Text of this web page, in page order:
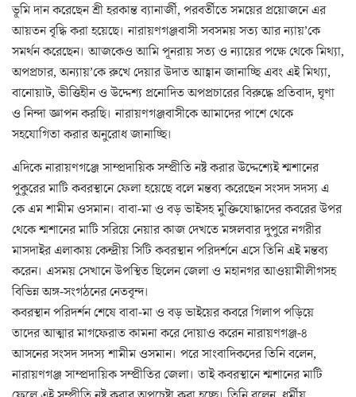
ভূমি দান করেছেন শ্রী হরকান্ত ব্যানার্জী, পরবর্তীতে সময়ের প্রয়ােজনে এর
আয়তন বৃদ্ধি করা হয়েছে। নারায়ণগঞ্জবাসী সবসময় সত্য আর ন্যায়’কে
সমর্থন করেছেন। আজকেও আমি পূনরায় সত্য ও ন্যায়ের পক্ষে থেকে মিথ্যা,
অপপ্রচার, অন্যায়’কে রুখে দেয়ার উদাত আহ্বান জানাচ্ছি এবং এই মিথ্যা,
বানােয়াট, ভীত্তিহীন ও উদ্দেশ্য প্রনােদিত অপপ্রচারের বিরুদ্ধে প্রতিবাদ, ঘৃণা
ও নিন্দা জ্ঞাপন করছি। নারায়ণগঞ্জবাসীকে আমাদের পাশে থেকে
সহযােগিতা করার অনুরােধ জানাচ্ছি।
এদিকে নারায়ণগঞ্জে সাম্প্রদায়িক সম্প্রীতি নষ্ট করার উদ্দেশ্যেই শ্মশানের
পুকুরের মাটি কবরস্থানে ফেলা হয়েছে বলে মন্তব্য করেছেন সংসদ সদস্য এ
কে এম শামীম ওসমান। বাবা-মা ও বড় ভাইসহ মুক্তিযোদ্ধাদের কবরের উপর
থেকে শ্মশানের মাটি সরিয়ে নেয়ার কাজ দেখতে মঙ্গলবার দুপুরে নগরীর
মাসদাইর এলাকায় কেন্দ্রীয় সিটি কবরস্থান পরিদর্শনে এসে তিনি এই মন্তব্য
করেন। এসময় সেখানে উপস্থিত ছিলেন জেলা ও মহানগর আওয়ামীলীগসহ
বিভিন্ন অঙ্গ-সংগঠনের নেতবৃন্দ।
কবরস্থান পরিদর্শন শেষে বাবা-মা ও বড় ভাইয়ের কবরে গিলাপ পড়িয়ে
তাদের আত্মার মাগফেরাত কামনা করে দোয়াও করেন নারায়ণগঞ্জ-৪
আসনের সংসদ সদস্য শামীম ওসমান। পরে সাংবাদিকদের তিনি বলেন,
নারায়ণগঞ্জ সাম্প্রদায়িক সম্প্রীতির জেলা। তাই কবরস্থানে শ্মশানের মাটি